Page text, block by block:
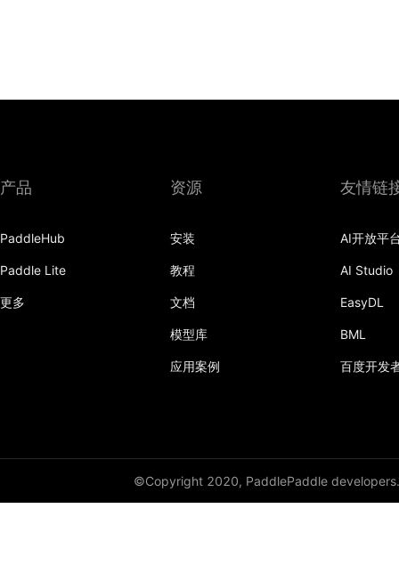
产品
PaddleHub
Paddle Lite
更多
资源
安装
教程
文档
模型库
应用案例
友情链
AI开放平
AI Studio
EasyDL
BML
百度开发
©Copyright 2020, PaddlePaddle developers.